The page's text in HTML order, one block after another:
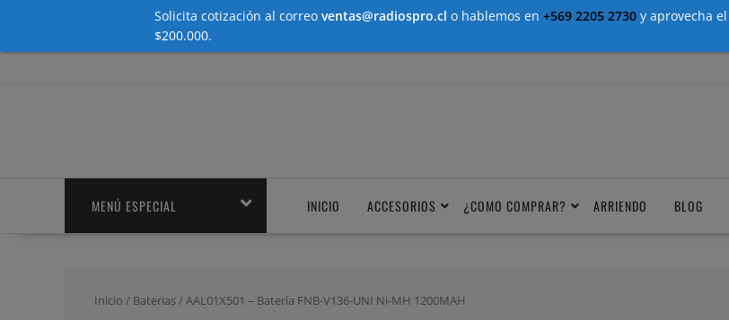
MENÚ ESPECIAL INICIO ACCESORIOS ¿COMO COMPRAR? ARRIENDO BLOG
Inicio / Baterias/ AAL01X501 – Batería FNB-V136-UNI Ni-MH 1200MAH
Solicita cotización al correo ventas@radiospro.cl o hablemos en +569 2205 2730 y aprovecha el
$200.000.